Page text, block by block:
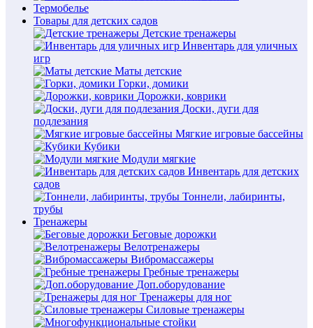
Термобелье
Товары для детских садов
Детские тренажеры
Инвентарь для уличных
игр
Маты детские
Горки, домики
Дорожки, коврики
Доски, дуги для
подлезания
Мягкие игровые бассейны
Кубики
Модули мягкие
Инвентарь для детских
садов
Тоннели, лабиринты,
трубы
Тренажеры
Беговые дорожки
Велотренажеры
Вибромассажеры
Гребные тренажеры
Доп.оборудование
Тренажеры для ног
Силовые тренажеры